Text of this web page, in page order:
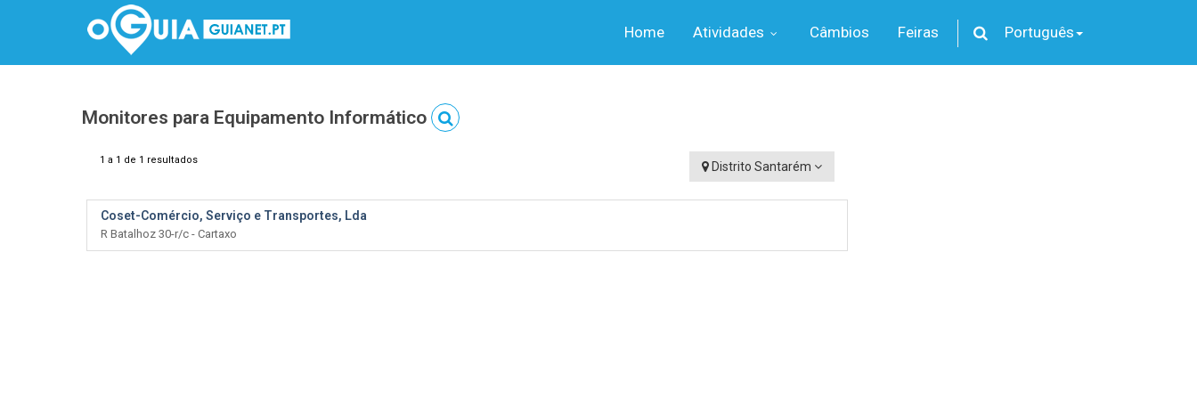
Home Atividades Câmbios Feiras Português
Monitores para Equipamento Informático
1 a 1 de 1 resultados Distrito Santarém
Coset-Comércio, Serviço e Transportes, Lda
R Batalhoz 30-r/c - Cartaxo